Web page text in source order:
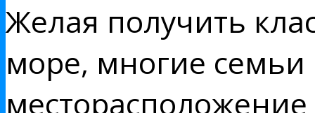
Желая получить
море, многие семьи